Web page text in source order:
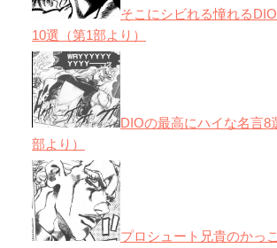
そこにシビれる憧れる
10選（第1部より）
DIOの最高にハイな名言8
部より）
プロシュート兄貴のかっ